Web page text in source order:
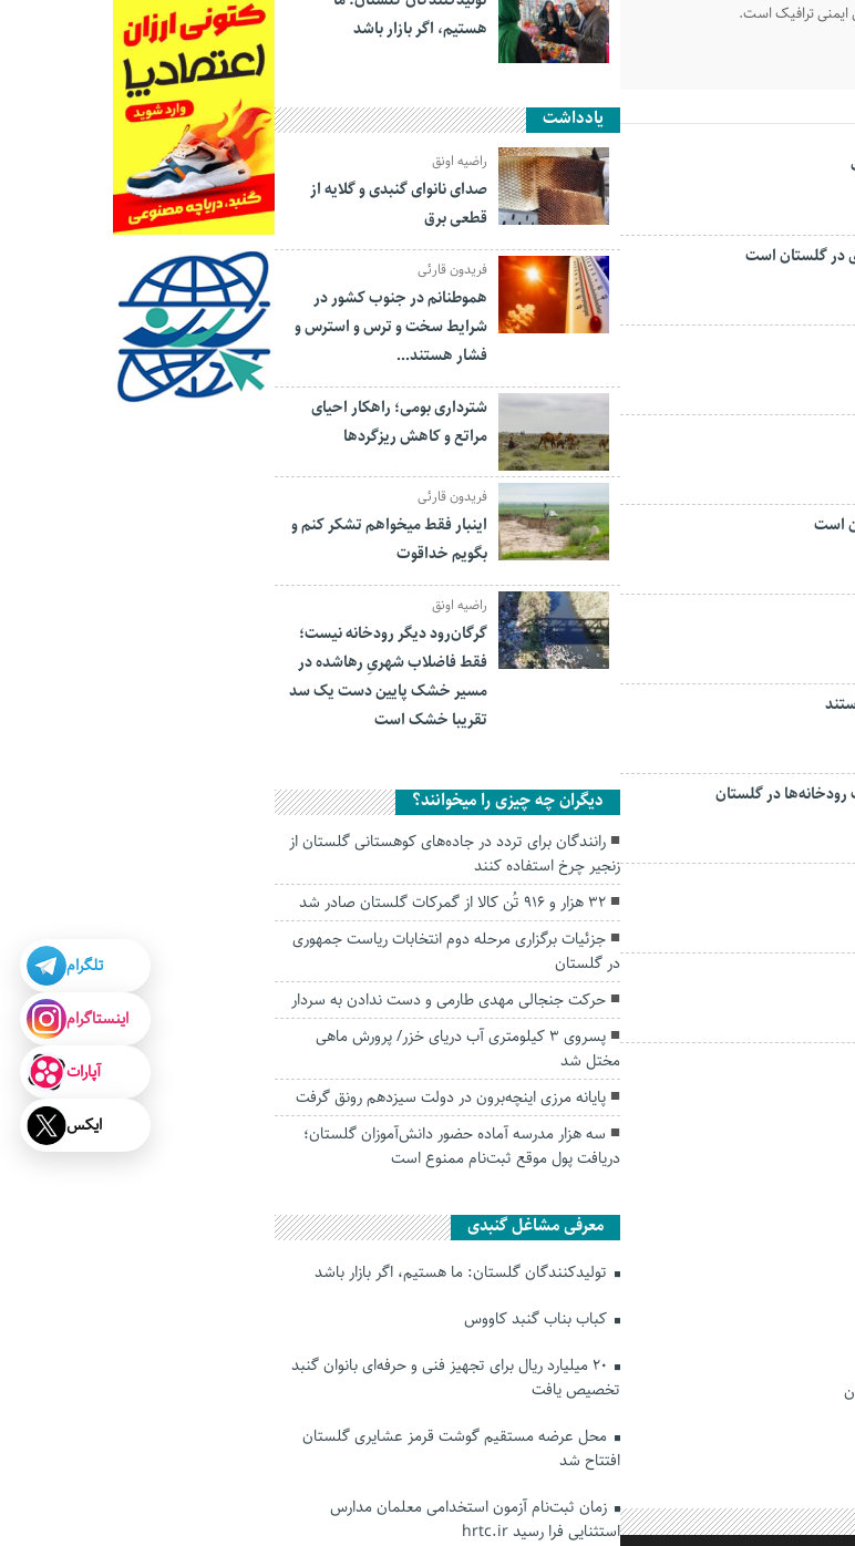
ایمنی ترافیک است.
است
در گلستان
هستیم، اگر بازار باشد
یادداشت
راضیه اونق
صدای نانوای گنبدی و گلایه از
قطعی برق
فریدون قارئی
هموطنانم در جنوب کشور در
شرایط سخت و ترس و استرس و
فشار هستند…
شترداری بومی؛ راهکار احیای
مراتع و کاهش ریزگردها
فریدون قارئی
اینبار فقط میخواهم تشکر کنم و
بگویم خداقوت
راضیه اونق
گرگان‌رود دیگر رودخانه نیست؛
فقط فاضلاب شهریِ رهاشده در
مسیر خشک پایین دست یک سد
تقریبا خشک است
دیگران چه چیزی را میخوانند؟
رانندگان برای تردد در جاده‌های کوهستانی گلستان از
زنجیر چرخ استفاده کنند
۳۲ هزار و ۹۱۶ تُن کالا از گمرکات گلستان صادر شد
جزئیات برگزاری مرحله دوم انتخابات ریاست جمهوری
در گلستان
حرکت جنجالی مهدی طارمی و دست ندادن به سردار
پسروی ۳ کیلومتری آب دریای خزر/ پرورش ماهی
مختل شد
پایانه مرزی اینچه‌برون در دولت سیزدهم رونق گرفت
سه هزار مدرسه آماده حضور دانش‌آموزان گلستان؛
دریافت پول موقع ثبت‌نام ممنوع است
معرفی مشاغل گنبدی
تولیدکنندگان گلستان: ما هستیم، اگر بازار باشد
کباب بناب گنبد کاووس
۲۰ میلیارد ریال برای تجهیز فنی و حرفه‌ای بانوان گنبد
تخصیص یافت
محل عرضه مستقیم گوشت قرمز عشایری گلستان
افتتاح شد
زمان ثبت‌نام آزمون استخدامی معلمان مدارس
استثنایی فرا رسید hrtc.ir
تلگرام
اینستاگرام
آپارات
ایکس